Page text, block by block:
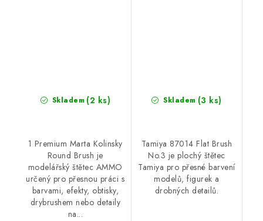
Skladem (2 ks)
1 Premium Marta Kolinsky
Round Brush je
modelářský štětec AMMO
určený pro přesnou práci s
barvami, efekty, obtisky,
drybrushem nebo detaily
na...
Skladem (3 ks)
Tamiya 87014 Flat Brush
No.3 je plochý štětec
Tamiya pro přesné barvení
modelů, figurek a
drobných detailů.